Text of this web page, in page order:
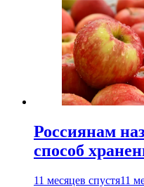
Россиянам
способ
11 месяцев спустя11